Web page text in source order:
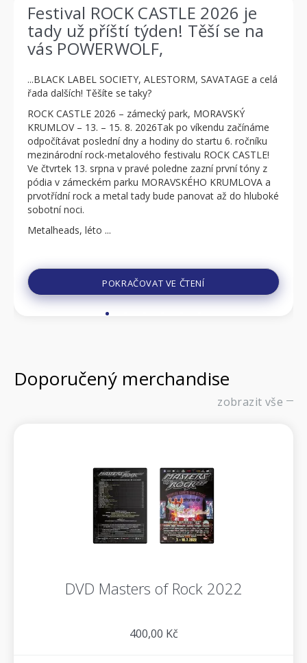
Festival ROCK CASTLE 2026 je
tady už příští týden! Těší se na
vás POWERWOLF,
...BLACK LABEL SOCIETY, ALESTORM, SAVATAGE a celá
řada dalších! Těšíte se taky?
ROCK CASTLE 2026 – zámecký park, MORAVSKÝ
KRUMLOV – 13. – 15. 8. 2026Tak po víkendu začínáme
odpočítávat poslední dny a hodiny do startu 6. ročníku
mezinárodní rock-metalového festivalu ROCK CASTLE!
Ve čtvrtek 13. srpna v pravé poledne zazní první tóny z
pódia v zámeckém parku MORAVSKÉHO KRUMLOVA a
prvotřídní rock a metal tady bude panovat až do hluboké
sobotní noci.
Metalheads, léto ...
POKRAČOVAT VE ČTENÍ
Doporučený merchandise
zobrazit vše
DVD Masters of Rock 2022
400,00 Kč